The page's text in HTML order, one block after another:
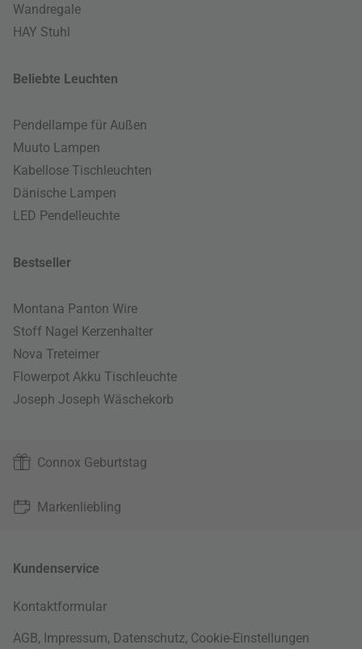
Wandregale
HAY Stuhl
Beliebte Leuchten
Pendellampe für Außen
Muuto Lampen
Kabellose Tischleuchten
Dänische Lampen
LED Pendelleuchte
Bestseller
Montana Panton Wire
Stoff Nagel Kerzenhalter
Nova Treteimer
Flowerpot Akku Tischleuchte
Joseph Joseph Wäschekorb
Connox Geburtstag
Markenliebling
Kundenservice
Kontaktformular
AGB, Impressum, Datenschutz, Cookie-Einstellungen